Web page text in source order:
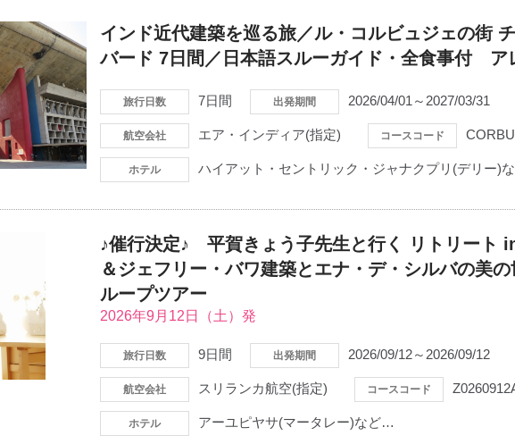
インド近代建築を巡る旅／ル・コルビュジェの街
バード 7日間／日本語スルーガイド・全食事付 ア
旅行日数 7日間 出発期間 2026/04/01～2027/03/31
航空会社 エア・インディア(指定) コースコード
ホテル ハイアット・セントリック・ジャナクプリ(デリー)
♪催行決定♪ 平賀きょう子先生と行く リトリート
＆ジェフリー・バワ建築とエナ・デ・シルバの美
ループツアー
2026年9月12日（土）発
旅行日数 9日間 出発期間 2026/09/12～2026/09/12
航空会社 スリランカ航空(指定) コースコード
ホテル アーユピヤサ(マータレー)など…